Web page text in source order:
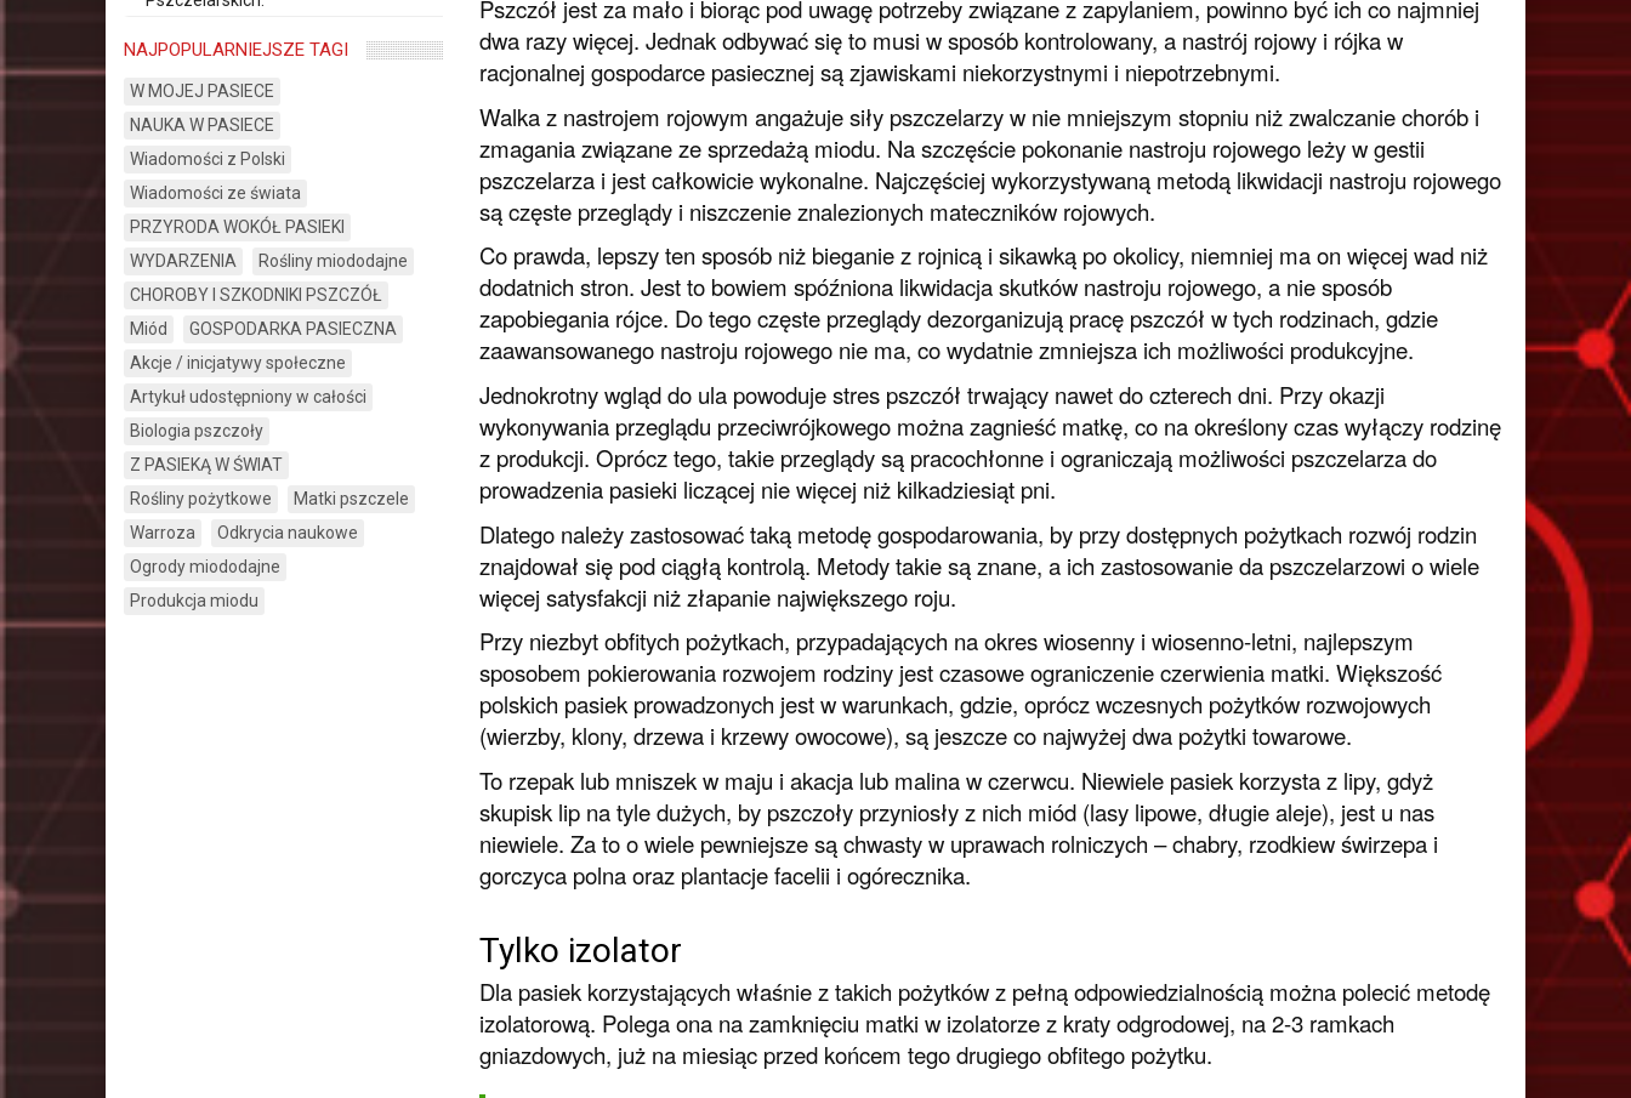
Pszczół jest za mało i biorąc pod uwagę potrzeby związane z zapylaniem, powinno być ich co najmniej
dwa razy więcej. Jednak odbywać się to musi w sposób kontrolowany, a nastrój rojowy i rójka w
racjonalnej gospodarce pasiecznej są zjawiskami niekorzystnymi i niepotrzebnymi.
Walka z nastrojem rojowym angażuje siły pszczelarzy w nie mniejszym stopniu niż zwalczanie chorób i
zmagania związane ze sprzedażą miodu. Na szczęście pokonanie nastroju rojowego leży w gestii
pszczelarza i jest całkowicie wykonalne. Najczęściej wykorzystywaną metodą likwidacji nastroju rojowego
są częste przeglądy i niszczenie znalezionych mateczników rojowych.
Co prawda, lepszy ten sposób niż bieganie z rojnicą i sikawką po okolicy, niemniej ma on więcej wad niż
dodatnich stron. Jest to bowiem spóźniona likwidacja skutków nastroju rojowego, a nie sposób
zapobiegania rójce. Do tego częste przeglądy dezorganizują pracę pszczół w tych rodzinach, gdzie
zaawansowanego nastroju rojowego nie ma, co wydatnie zmniejsza ich możliwości produkcyjne.
Jednokrotny wgląd do ula powoduje stres pszczół trwający nawet do czterech dni. Przy okazji
wykonywania przeglądu przeciwrójkowego można zagnieść matkę, co na określony czas wyłączy rodzinę
z produkcji. Oprócz tego, takie przeglądy są pracochłonne i ograniczają możliwości pszczelarza do
prowadzenia pasieki liczącej nie więcej niż kilkadziesiąt pni.
Dlatego należy zastosować taką metodę gospodarowania, by przy dostępnych pożytkach rozwój rodzin
znajdował się pod ciągłą kontrolą. Metody takie są znane, a ich zastosowanie da pszczelarzowi o wiele
więcej satysfakcji niż złapanie największego roju.
Przy niezbyt obfitych pożytkach, przypadających na okres wiosenny i wiosenno-letni, najlepszym
sposobem pokierowania rozwojem rodziny jest czasowe ograniczenie czerwienia matki. Większość
polskich pasiek prowadzonych jest w warunkach, gdzie, oprócz wczesnych pożytków rozwojowych
(wierzby, klony, drzewa i krzewy owocowe), są jeszcze co najwyżej dwa pożytki towarowe.
To rzepak lub mniszek w maju i akacja lub malina w czerwcu. Niewiele pasiek korzysta z lipy, gdyż
skupisk lip na tyle dużych, by pszczoły przyniosły z nich miód (lasy lipowe, długie aleje), jest u nas
niewiele. Za to o wiele pewniejsze są chwasty w uprawach rolniczych – chabry, rzodkiew świrzepa i
gorczyca polna oraz plantacje facelii i ogórecznika.
Tylko izolator
Dla pasiek korzystających właśnie z takich pożytków z pełną odpowiedzialnością można polecić metodę
izolatorową. Polega ona na zamknięciu matki w izolatorze z kraty odgrodowej, na 2-3 ramkach
gniazdowych, już na miesiąc przed końcem tego drugiego obfitego pożytku.
NAJPOPULARNIEJSZE TAGI
W MOJEJ PASIECE
NAUKA W PASIECE
Wiadomości z Polski
Wiadomości ze świata
PRZYRODA WOKÓŁ PASIEKI
WYDARZENIA
Rośliny miododajne
CHOROBY I SZKODNIKI PSZCZÓŁ
Miód
GOSPODARKA PASIECZNA
Akcje / inicjatywy społeczne
Artykuł udostępniony w całości
Biologia pszczoły
Z PASIEKĄ W ŚWIAT
Rośliny pożytkowe
Matki pszczele
Warroza
Odkrycia naukowe
Ogrody miododajne
Produkcja miodu